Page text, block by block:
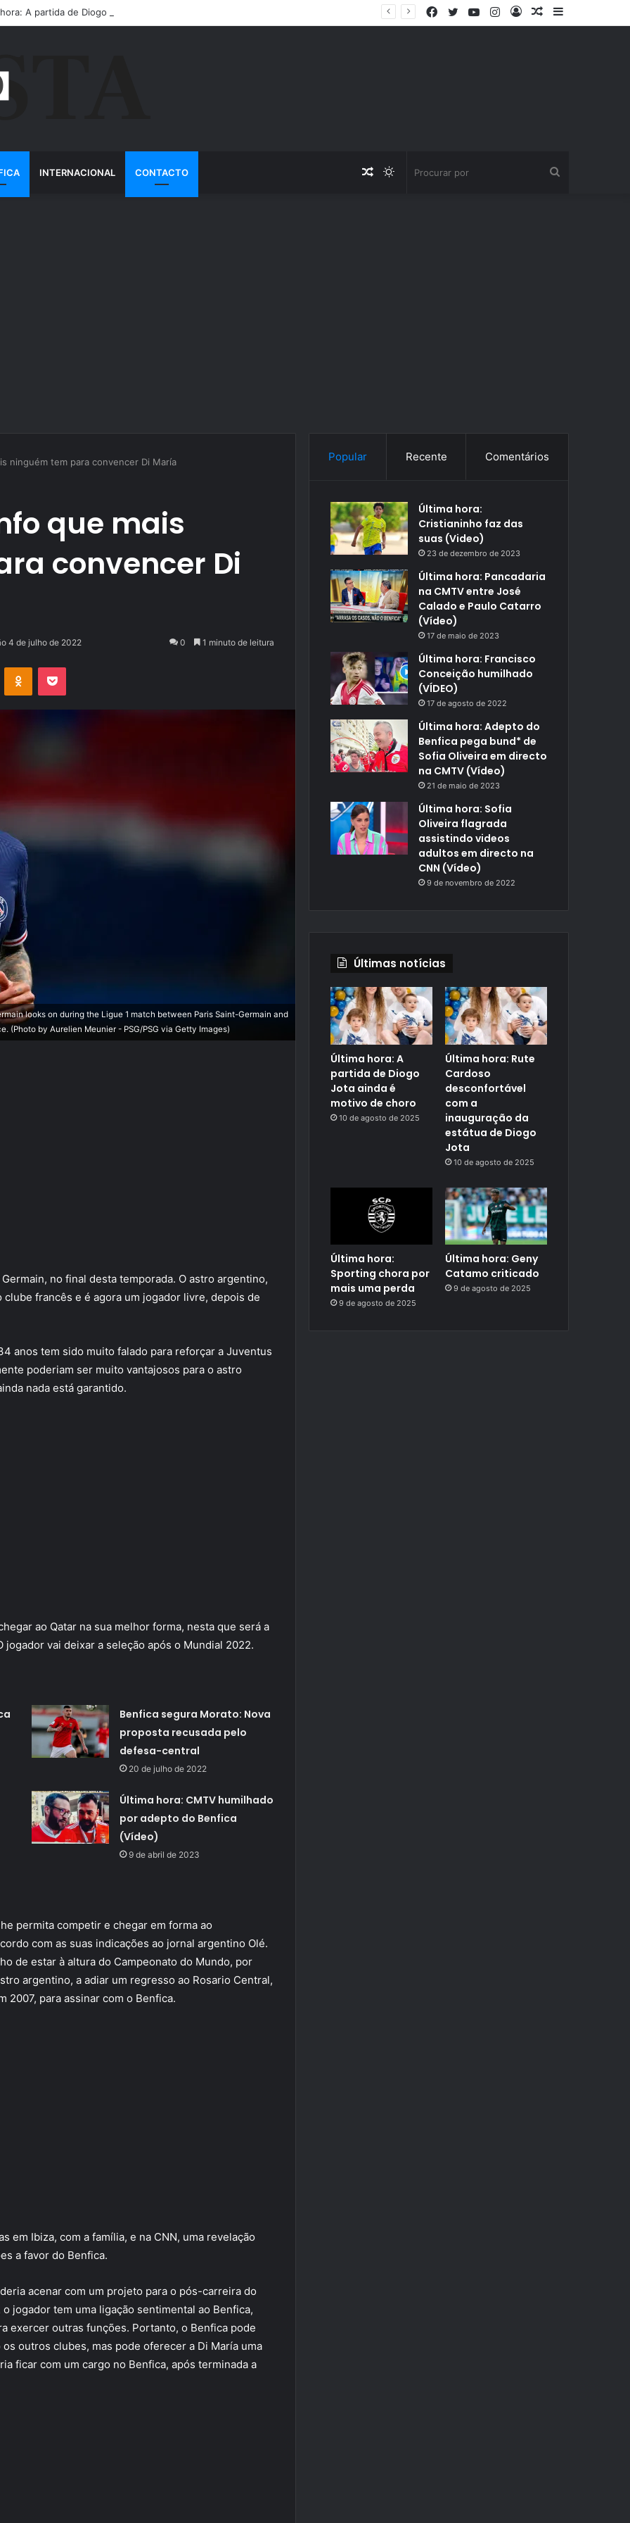
A partida de Diogo Jota ainda é motivo de choro
Barra
Artigo
Entrar
Instagram
YouTube
Twitter
Facebook
INTERNACIONAL CONTACTO Switch
Artigo
ninguém tem para convencer Di María
que mais
convencer Di
4 de julho de 2022 0 1 minuto de leitura
OK Pocket
looks on during the Ligue 1 match between Paris Saint-Germain and
(Photo by Aurelien Meunier - PSG/PSG via Getty Images)
no final desta temporada. O astro argentino,
francês e é agora um jogador livre, depois de
anos tem sido muito falado para reforçar a Juventus
poderiam ser muito vantajosos para o astro
nada está garantido.
ao Qatar na sua melhor forma, nesta que será a
vai deixar a seleção após o Mundial 2022.
Benfica segura Morato: Nova
proposta recusada pelo
defesa-central
20 de julho de 2022
Última hora: CMTV humilhado
por adepto do Benfica
(Vídeo)
9 de abril de 2023
permita competir e chegar em forma ao
com as suas indicações ao jornal argentino Olé.
de estar à altura do Campeonato do Mundo, por
argentino, a adiar um regresso ao Rosario Central,
2007, para assinar com o Benfica.
em Ibiza, com a família, e na CNN, uma revelação
a favor do Benfica.
acenar com um projeto para o pós-carreira do
jogador tem uma ligação sentimental ao Benfica,
exercer outras funções. Portanto, o Benfica pode
outros clubes, mas pode oferecer a Di María uma
ficar com um cargo no Benfica, após terminada a
Popular Recente Comentários
Última hora:
Cristianinho faz das
suas (Video)
23 de dezembro de 2023
Última hora: Pancadaria
na CMTV entre José
Calado e Paulo Catarro
(Vídeo)
17 de maio de 2023
Última hora: Francisco
Conceição humilhado
(VÍDEO)
17 de agosto de 2022
Última hora: Adepto do
Benfica pega bund* de
Sofia Oliveira em directo
na CMTV (Vídeo)
21 de maio de 2023
Última hora: Sofia
Oliveira flagrada
assistindo videos
adultos em directo na
CNN (Vídeo)
9 de novembro de 2022
Últimas notícias
Última hora: A
partida de Diogo
Jota ainda é
motivo de choro
10 de agosto de 2025
Última hora: Rute
Cardoso
desconfortável
com a
inauguração da
estátua de Diogo
Jota
10 de agosto de 2025
Última hora:
Sporting chora por
mais uma perda
9 de agosto de 2025
Última hora: Geny
Catamo criticado
9 de agosto de 2025